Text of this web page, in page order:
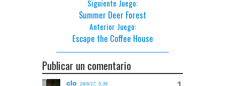
Siguiente Juego:
Summer Deer Forest
Anterior Juego:
Escape the Coffee House
Publicar un comentario
clo 24/6/17, 5:39